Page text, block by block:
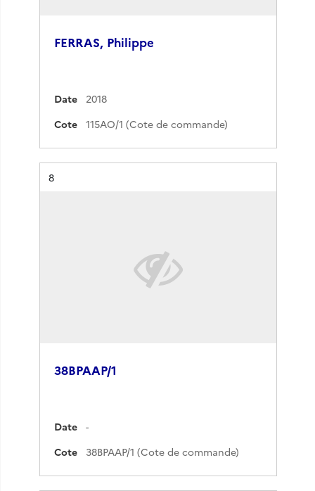
FERRAS, Philippe
Date
2018
Cote
115AO/1 (Cote de commande)
Résultat n°
8
38BPAAP/1
Date
-
Cote
38BPAAP/1 (Cote de commande)